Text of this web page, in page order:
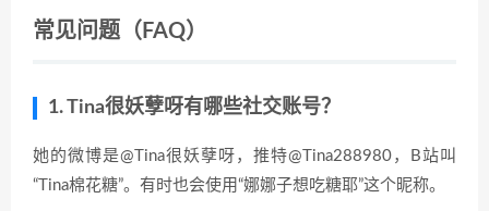
常见问题（FAQ）
1. Tina很妖孽呀有哪些社交账号？
她的微博是@Tina很妖孽呀，推特@Tina288980，B站叫
“Tina棉花糖”。有时也会使用“娜娜子想吃糖耶”这个昵称。